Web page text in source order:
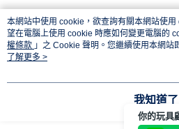
熱門標籤
本網站中使用 cookie，欲查詢有關本網站使用
望在電腦上使用 cookie 時應如何變更電腦的
權條款 」之 Cookie 聲明。您繼續使用本網站
用條款之 Cookie 聲明使用 cookie。
了解更多 >
我知道了
你的玩具